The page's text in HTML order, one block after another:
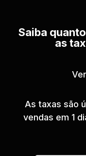
Saiba
as
As taxas são
vendas em 1